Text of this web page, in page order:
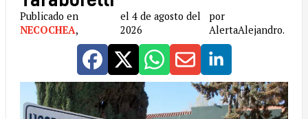
Publicado en
NECOCHEA,
el 4 de agosto del
2026
por
AlertaAlejandro.